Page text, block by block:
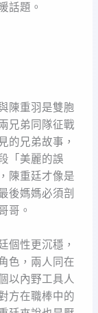
話題。
陳重羽是雙胞
兄弟同隊征戰
的兄弟故事，
「美麗的誤
陳重廷才像是
後媽媽必須剖
哥。
個性更沉穩，
色，兩人同在
以內野工具人
方在職棒中的